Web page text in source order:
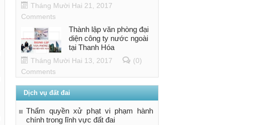
Tháng Mười Hai 21, 2017
Comments
Thành lập văn phòng đại
diện công ty nước ngoài
tại Thanh Hóa
Tháng Mười Hai 13, 2017
(0)
Comments
Dịch vụ đất đai
Thẩm quyền xử phạt vi phạm hành
chính trong lĩnh vực đất đai